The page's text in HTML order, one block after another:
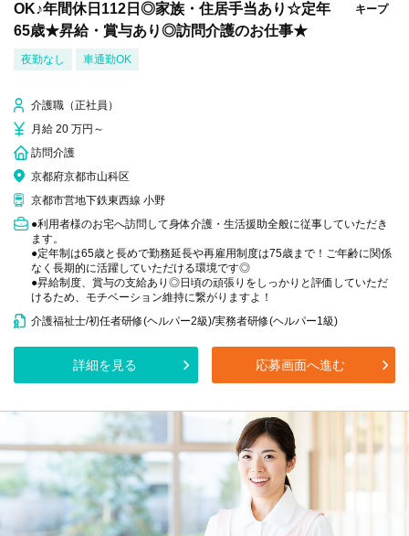
OK♪年間休日112日◎家族・住居手当あり☆定年
65歳★昇給・賞与あり◎訪問介護のお仕事★
キープ
夜勤なし 車通勤OK
介護職（正社員）
月給 20 万円～
訪問介護
京都府京都市山科区
京都市営地下鉄東西線 小野
●利用者様のお宅へ訪問して身体介護・生活援助全般に従事していただき
ます。
●定年制は65歳と長めで勤務延長や再雇用制度は75歳まで！ご年齢に関係
なく長期的に活躍していただける環境です◎
●昇給制度、賞与の支給あり◎日頃の頑張りをしっかりと評価していただ
けるため、モチベーション維持に繋がりますよ！
介護福祉士/初任者研修(ヘルパー2級)/実務者研修(ヘルパー1級)
詳細を見る 応募画面へ進む